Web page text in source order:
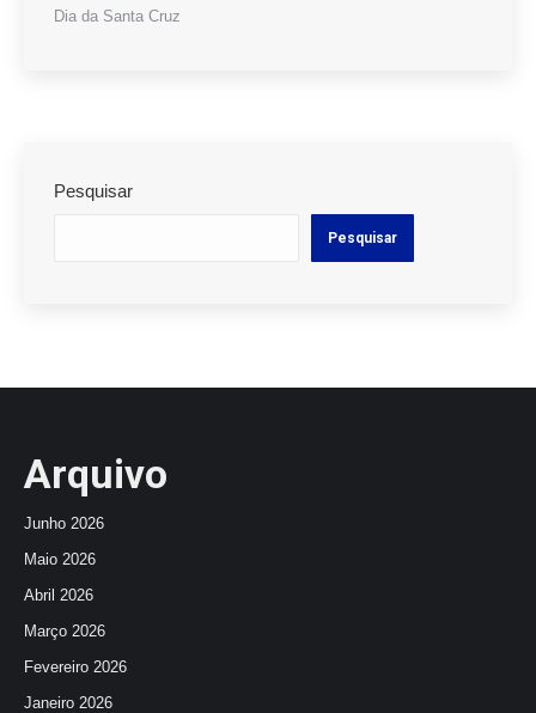
Dia da Santa Cruz
Pesquisar
Pesquisar
Arquivo
Junho 2026
Maio 2026
Abril 2026
Março 2026
Fevereiro 2026
Janeiro 2026